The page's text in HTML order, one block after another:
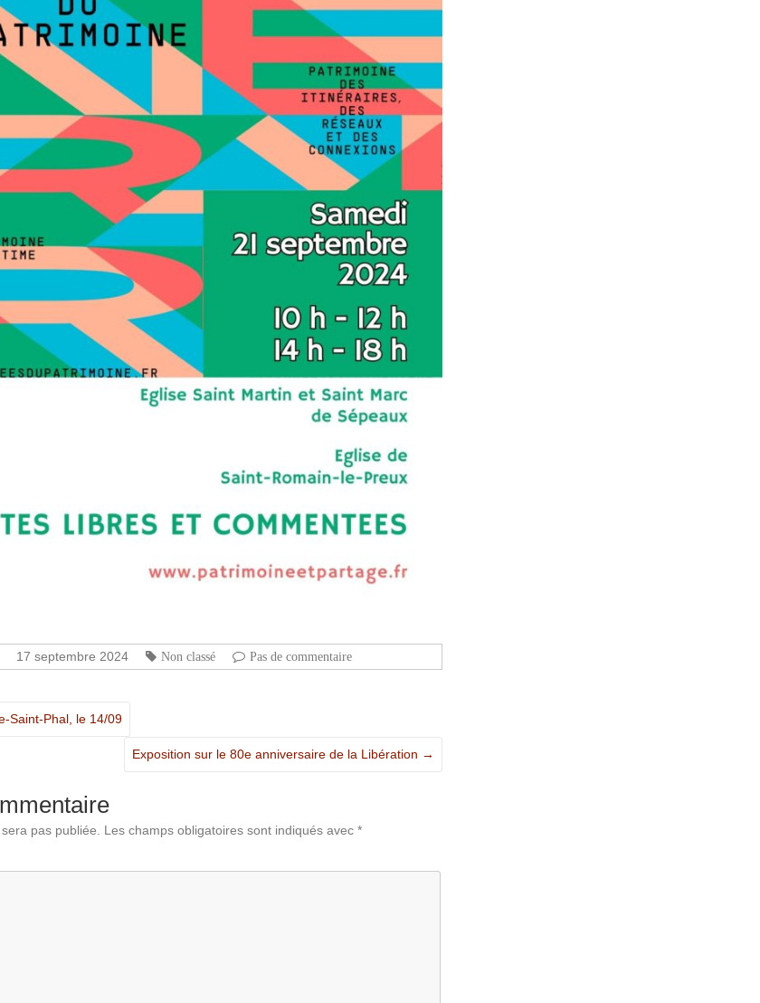
17 septembre 2024 Non classé Pas de commentaire
Saint-Phal, le 14/09
Exposition sur le 80e anniversaire de la Libération →
pas publiée. Les champs obligatoires sont indiqués avec*